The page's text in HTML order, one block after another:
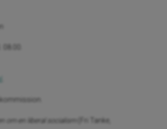
om en liberal socialism
(Fri Tanke,